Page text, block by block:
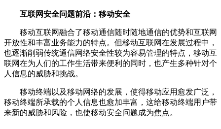
互联网安全问题前沿：移动安全
移动互联网融合了移动通信随时随地通信的优势和互联网
开放性和丰富业务能力的特点。但移动互联网在发展过程中，
也逐渐削弱传统通信网络安全性较为容易管理的特点，移动互
联网在为人们的工作生活带来便利的同时，也产生多种针对个
人信息的威胁和挑战。
移动终端以及移动网络的发展，使得移动应用愈发广泛，
移动终端所承载的个人信息也愈加丰富，这给移动终端用户带
来新的威胁和风险，也使移动安全问题成为焦点。